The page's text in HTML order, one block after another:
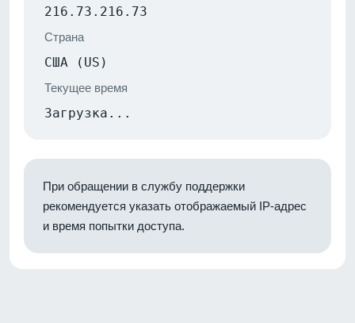
216.73.216.73
Страна
США (US)
Текущее время
Загрузка...
При обращении в службу поддержки
рекомендуется указать отображаемый IP-адрес
и время попытки доступа.